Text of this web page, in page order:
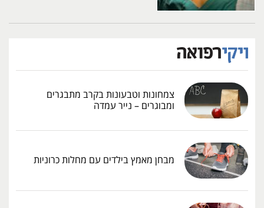
צמחונות וטבעונות בקרב מתבגרים
ומבוגרים – נייר עמדה
מבחן מאמץ בילדים עם מחלות כרוניות